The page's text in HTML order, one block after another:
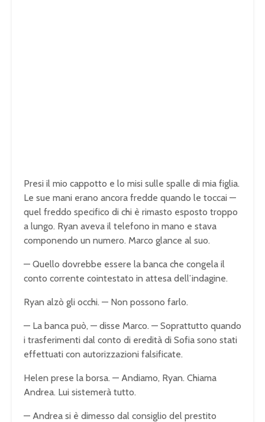
Presi il mio cappotto e lo misi sulle spalle di mia figlia.
Le sue mani erano ancora fredde quando le toccai —
quel freddo specifico di chi è rimasto esposto troppo
a lungo. Ryan aveva il telefono in mano e stava
componendo un numero. Marco glance al suo.
— Quello dovrebbe essere la banca che congela il
conto corrente cointestato in attesa dell’indagine.
Ryan alzò gli occhi. — Non possono farlo.
— La banca può, — disse Marco. — Soprattutto quando
i trasferimenti dal conto di eredità di Sofia sono stati
effettuati con autorizzazioni falsificate.
Helen prese la borsa. — Andiamo, Ryan. Chiama
Andrea. Lui sistemerà tutto.
— Andrea si è dimesso dal consiglio del prestito